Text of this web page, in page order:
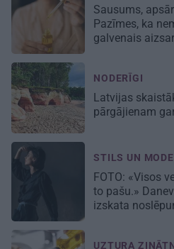
Sausums,
Pazīmes, ka
galvenais
NODERĪGI
Latvijas
pārgājienam
STILS UN MODE
FOTO: «Visos
to pašu.»
izskata
UZTURA